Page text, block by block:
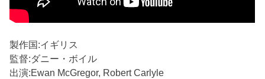
製作国:イギリス
監督:ダニー・ボイル
出演:Ewan McGregor, Robert Carlyle